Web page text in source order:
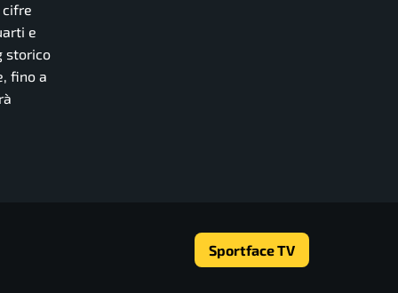
cifre
e
storico
fino a
Sportface TV